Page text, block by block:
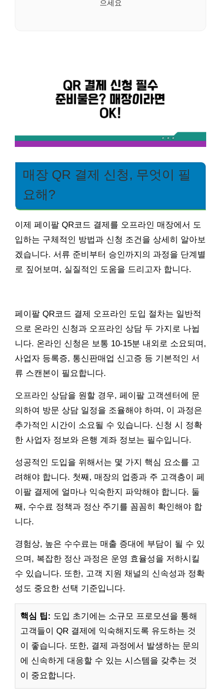
으세요
매장 QR 결제 신청, 무엇이 필
요해?
이제 페이팔 QR코드 결제를 오프라인 매장에서 도
입하는 구체적인 방법과 신청 조건을 상세히 알아보
겠습니다. 서류 준비부터 승인까지의 과정을 단계별
로 짚어보며, 실질적인 도움을 드리고자 합니다.
페이팔 QR코드 결제 오프라인 도입 절차는 일반적
으로 온라인 신청과 오프라인 상담 두 가지로 나뉩
니다. 온라인 신청은 보통 10-15분 내외로 소요되며,
사업자 등록증, 통신판매업 신고증 등 기본적인 서
류 스캔본이 필요합니다.
오프라인 상담을 원할 경우, 페이팔 고객센터에 문
의하여 방문 상담 일정을 조율해야 하며, 이 과정은
추가적인 시간이 소요될 수 있습니다. 신청 시 정확
한 사업자 정보와 은행 계좌 정보는 필수입니다.
성공적인 도입을 위해서는 몇 가지 핵심 요소를 고
려해야 합니다. 첫째, 매장의 업종과 주 고객층이 페
이팔 결제에 얼마나 익숙한지 파악해야 합니다. 둘
째, 수수료 정책과 정산 주기를 꼼꼼히 확인해야 합
니다.
경험상, 높은 수수료는 매출 증대에 부담이 될 수 있
으며, 복잡한 정산 과정은 운영 효율성을 저하시킬
수 있습니다. 또한, 고객 지원 채널의 신속성과 정확
성도 중요한 선택 기준입니다.
핵심 팁: 도입 초기에는 소규모 프로모션을 통해
고객들이 QR 결제에 익숙해지도록 유도하는 것
이 좋습니다. 또한, 결제 과정에서 발생하는 문의
에 신속하게 대응할 수 있는 시스템을 갖추는 것
이 중요합니다.